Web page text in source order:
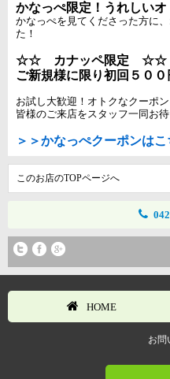
かなっぺ限定！うれしいオ
かなっぺを見てくださった方に
た！
☆☆ カナッペ限定 ☆☆
ご新規様に限り初回５００
お試し大歓迎！オトクなクーポ
皆様のご来店をスタッフ一同お
＞＞かなっぺクーポンはこ
このお店のTOPページへ
HOME
お問